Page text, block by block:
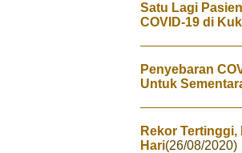
Satu Lagi
COVID-19 di
Penyebaran
Untuk
Rekor Tertinggi,
Hari(26/08/2020)